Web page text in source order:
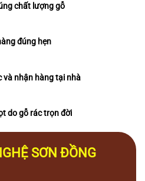
chất lượng gỗ
đúng hẹn
và nhận hàng tại nhà
do gỗ rác trọn đời
SƠN ĐỒNG